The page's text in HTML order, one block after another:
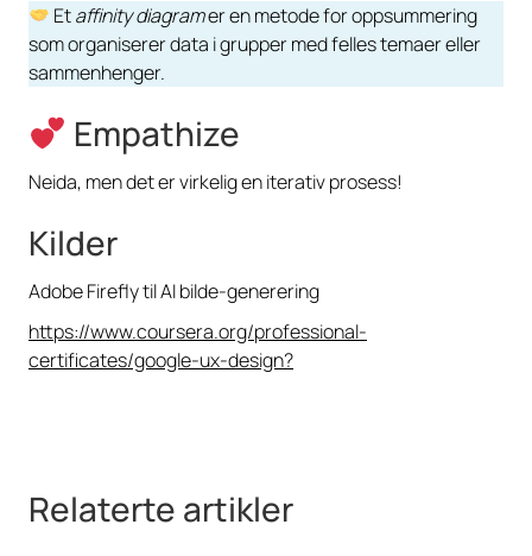
Etaffinity diagramer en metode for oppsummering
som organiserer data i grupper med felles temaer eller
sammenhenger.
Empathize
Neida, men det er virkelig en iterativ prosess!
Kilder
Adobe Firefly til AI bilde-generering
https://www.coursera.org/professional-
certificates/google-ux-design?
Relaterte artikler